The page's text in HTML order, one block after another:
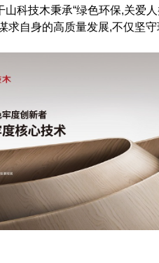
科技木秉承“绿色环保,关爱
求自身的高质量发展,不仅坚